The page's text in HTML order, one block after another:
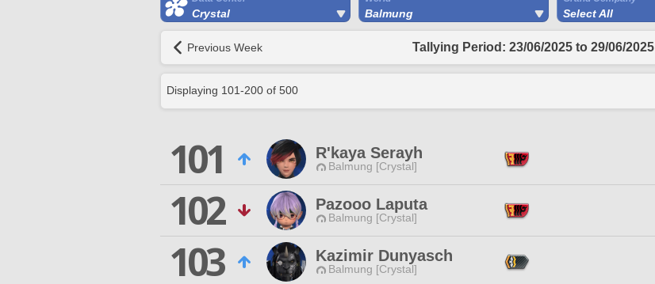
Crystal Balmung Select All
Previous Week Tallying Period: 23/06/2025 to 29/06/2025
Displaying 101-200 of 500
101 R'kaya Serayh
Balmung [Crystal]
102
Pazooo Laputa
Balmung [Crystal]
103
Kazimir Dunyasch
Balmung [Crystal]